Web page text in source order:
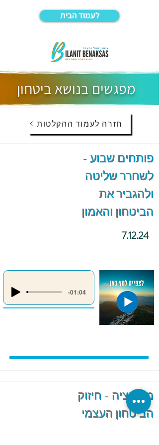
לעמוד הבית
חזרה לעמוד ההקלטות
פותחים שבוע -
לשחרר שליטה
ולהגביר את
הביטחון והאמון
7.12.24
-01:04
מדיטציה - חיזוק
הביטחון העצמי